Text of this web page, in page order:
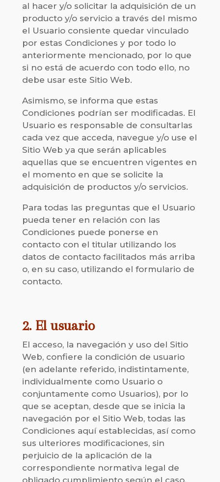
al hacer y/o solicitar la adquisición de un
producto y/o servicio a través del mismo
el Usuario consiente quedar vinculado
por estas Condiciones y por todo lo
anteriormente mencionado, por lo que
si no está de acuerdo con todo ello, no
debe usar este Sitio Web.
Asimismo, se informa que estas
Condiciones podrían ser modificadas. El
Usuario es responsable de consultarlas
cada vez que acceda, navegue y/o use el
Sitio Web ya que serán aplicables
aquellas que se encuentren vigentes en
el momento en que se solicite la
adquisición de productos y/o servicios.
Para todas las preguntas que el Usuario
pueda tener en relación con las
Condiciones puede ponerse en
contacto con el titular utilizando los
datos de contacto facilitados más arriba
o, en su caso, utilizando el formulario de
contacto.
2. El usuario
El acceso, la navegación y uso del Sitio
Web, confiere la condición de usuario
(en adelante referido, indistintamente,
individualmente como Usuario o
conjuntamente como Usuarios), por lo
que se aceptan, desde que se inicia la
navegación por el Sitio Web, todas las
Condiciones aquí establecidas, así como
sus ulteriores modificaciones, sin
perjuicio de la aplicación de la
correspondiente normativa legal de
obligado cumplimiento según el caso.